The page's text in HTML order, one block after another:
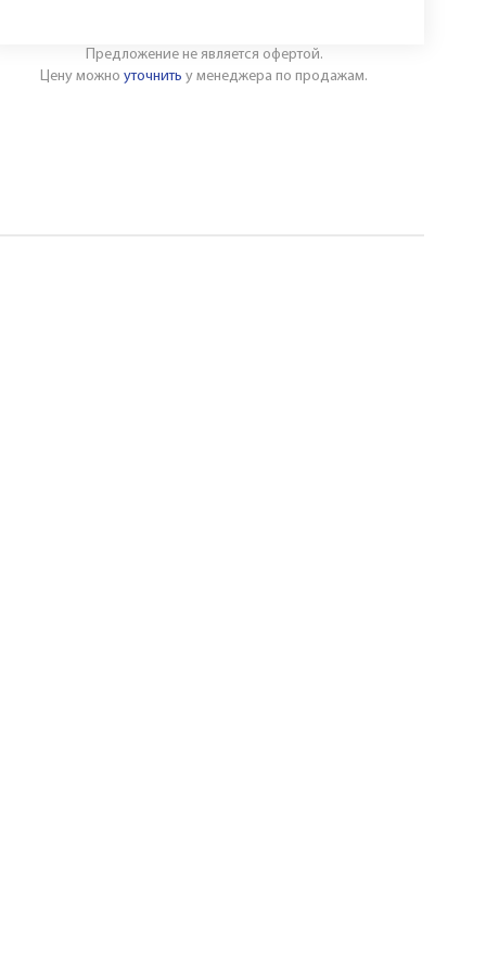
Предложение не является офертой.
Цену можноуточнить у менеджера по продажам.